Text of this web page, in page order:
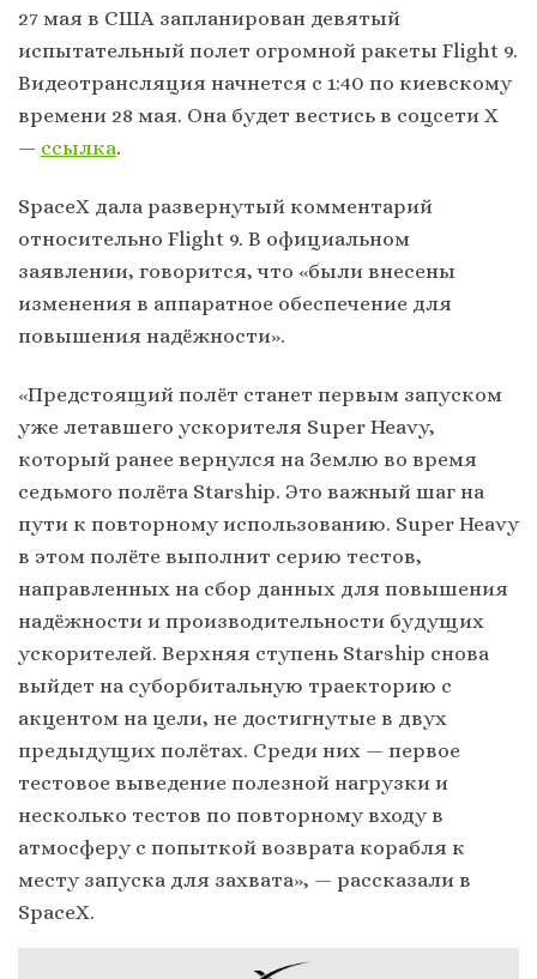
27 мая в США запланирован девятый
испытательный полет огромной ракеты Flight 9.
Видеотрансляция начнется с 1:40 по киевскому
времени 28 мая. Она будет вестись в соцсети X
— ссылка.
SpaceX дала развернутый комментарий
относительно Flight 9. В официальном
заявлении, говорится, что «были внесены
изменения в аппаратное обеспечение для
повышения надёжности».
«Предстоящий полёт станет первым запуском
уже летавшего ускорителя Super Heavy,
который ранее вернулся на Землю во время
седьмого полёта Starship. Это важный шаг на
пути к повторному использованию. Super Heavy
в этом полёте выполнит серию тестов,
направленных на сбор данных для повышения
надёжности и производительности будущих
ускорителей. Верхняя ступень Starship снова
выйдет на суборбитальную траекторию с
акцентом на цели, не достигнутые в двух
предыдущих полётах. Среди них — первое
тестовое выведение полезной нагрузки и
несколько тестов по повторному входу в
атмосферу с попыткой возврата корабля к
месту запуска для захвата», — рассказали в
SpaceX.